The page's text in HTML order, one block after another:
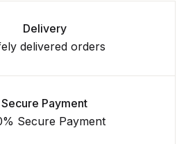
Delivery
delivered orders
Secure Payment
Secure Payment